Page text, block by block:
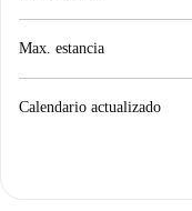
Max. estancia
Calendario actualizado